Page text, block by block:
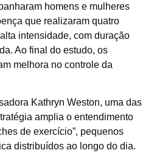
homens e mulheres
que realizaram quatro
intensidade, com duração
Ao final do estudo, os
melhora no controle da
Kathryn Weston, uma das
amplia o entendimento
de exercício”, pequenos
distribuídos ao longo do dia.